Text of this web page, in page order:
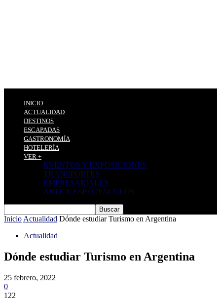
INICIO
ACTUALIDAD
DESTINOS
ESCAPADAS
GASTRONOMÍA
HOTELERÍA
VER +
EVENTOS Y EXPOSICIONES
TRANSPORTES
EMPRESARIALES
ARTE Y ESPECTÁCULOS
Inicio Actualidad Dónde estudiar Turismo en Argentina
Actualidad
Dónde estudiar Turismo en Argentina
25 febrero, 2022
0
122